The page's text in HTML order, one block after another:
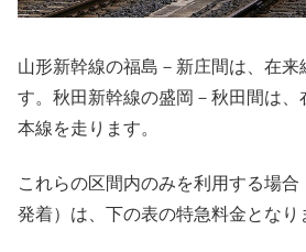
山形新幹線の福島－新庄間は、在来
す。秋田新幹線の盛岡－秋田間は、
本線を走ります。
これらの区間内のみを利用する場
発着）は、下の表の特急料金となり